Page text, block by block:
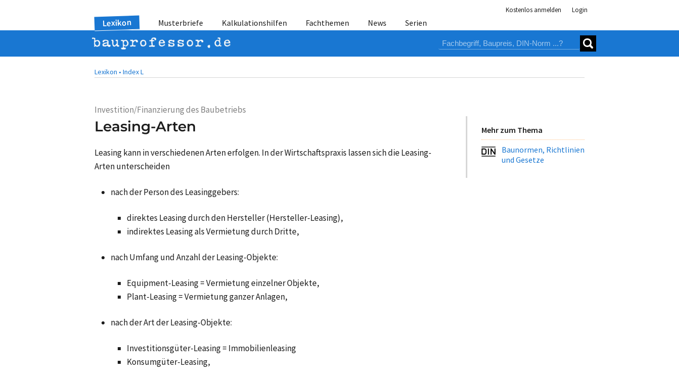
Kostenlos anmelden Login
Lexikon Musterbriefe Kalkulationshilfen Fachthemen News Serien
Lexikon • Index L
Investition/Finanzierung des Baubetriebs
Leasing-Arten
Leasing kann in verschiedenen Arten erfolgen. In der Wirtschaftspraxis lassen sich die Leasing-
Arten unterscheiden
nach der Person des Leasinggebers:
direktes Leasing durch den Hersteller (Hersteller-Leasing),
indirektes Leasing als Vermietung durch Dritte,
nach Umfang und Anzahl der Leasing-Objekte:
Equipment-Leasing = Vermietung einzelner Objekte,
Plant-Leasing = Vermietung ganzer Anlagen,
nach der Art der Leasing-Objekte:
Investitionsgüter-Leasing = Immobilienleasing
Konsumgüter-Leasing,
Mehr zum Thema
Baunormen, Richtlinien
und Gesetze